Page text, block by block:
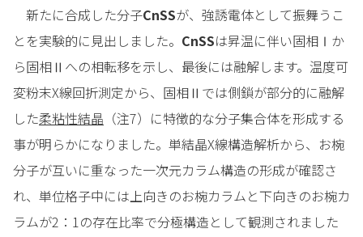
新たに合成した分子CnSSが、強誘電体として振舞うこ
とを実験的に見出しました。 CnSSは昇温に伴い固相Ⅰか
ら固相Ⅱへの相転移を示し、最後には融解します。温度可
変粉末X線回折測定から、固相Ⅱでは側鎖が部分的に融解
した柔粘性結晶 （注7）に特徴的な分子集合体を形成する
事が明らかになりました。単結晶X線構造解析から、お椀
分子が互いに重なった一次元カラム構造の形成が確認さ
れ、単位格子中には上向きのお椀カラムと下向きのお椀カ
ラムが2：1の存在比率で分極構造として観測されました